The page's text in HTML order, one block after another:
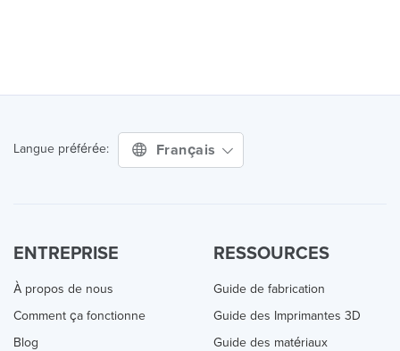
Langue préférée: Français
ENTREPRISE
À propos de nous
Comment ça fonctionne
Blog
RESSOURCES
Guide de fabrication
Guide des Imprimantes 3D
Guide des matériaux